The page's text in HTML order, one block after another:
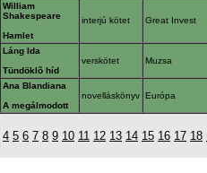
William
Shakespeare
Hamlet
interjú kötet Great Invest
Láng Ida
Tündöklõ híd
verskötet Muzsa
Ana Blandiana
A megálmodott
novelláskönyv Európa
4 5 6 7 8 9 10 11 12 13 14 15 16 17 18